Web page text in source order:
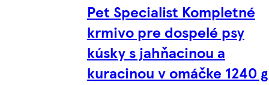
Pet Specialist Kompletné
krmivo pre dospelé psy
kúsky s jahňacinou a
kuracinou v omáčke 1240 g